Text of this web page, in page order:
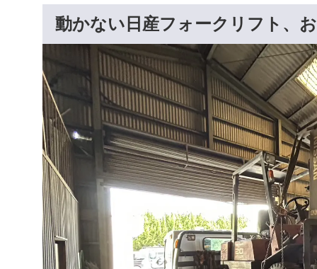
動かない日産フォークリフト、